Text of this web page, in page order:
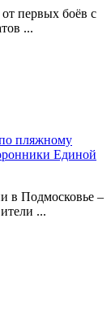
первых боёв с
...
пляжному
Единой
в Подмосковье –
...